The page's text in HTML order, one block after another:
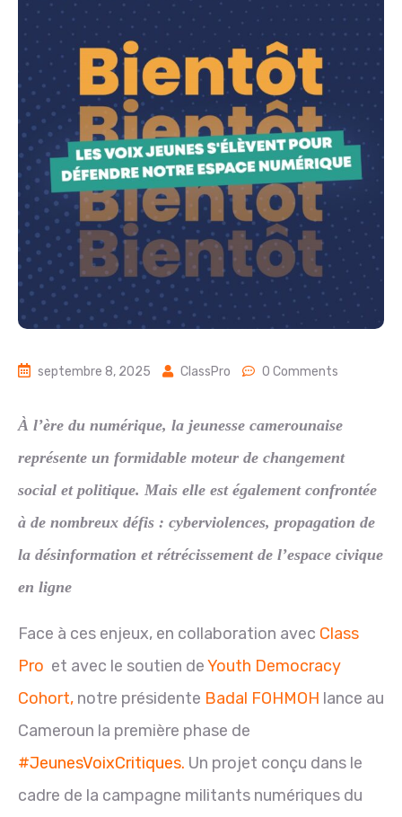
septembre 8, 2025 ClassPro 0 Comments
À l’ère du numérique, la jeunesse camerounaise
représente un formidable moteur de changement
social et politique. Mais elle est également confrontée
à de nombreux défis : cyberviolences, propagation de
la désinformation et rétrécissement de l’espace civique
en ligne
Face à ces enjeux, en collaboration avec Class
Pro et avec le soutien deYouth Democracy
Cohort, notre présidente Badal FOHMOH lance au
Cameroun la première phase de
#JeunesVoixCritiques. Un projet conçu dans le
cadre de la campagne militants numériques du